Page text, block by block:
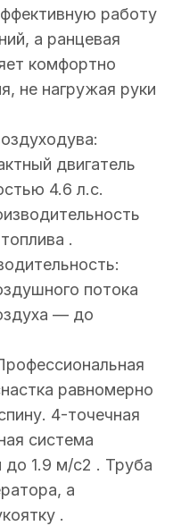
работу
а ранцевая
комфортно
не нагружая руки
двигатель
4.6 л.с.
.
потока
— до
равномерно
4-точечная
система
до 1.9 м/с2 . Труба
а
.